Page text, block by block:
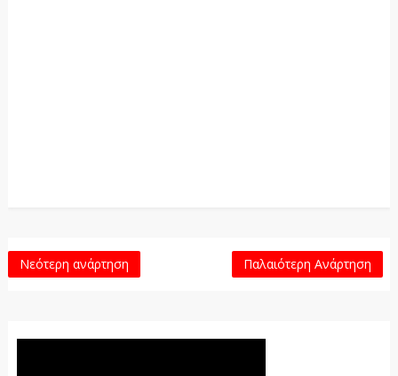
Νεότερη ανάρτηση Παλαιότερη Ανάρτηση